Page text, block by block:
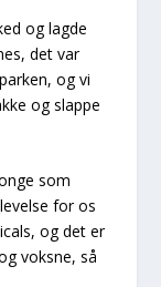
og lagde
det var
og vi
og slappe
som
for os
og det er
voksne, så